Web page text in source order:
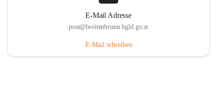
E-Mail Adresse
post@breitenbrunn.bgld.gv.at
E-Mail schreiben